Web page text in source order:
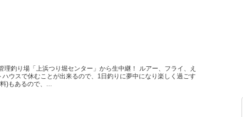
理釣り場「上浜つり堀センター」から生中継！ ルアー、フライ、え
ウスで休むことが出来るので、1日釣りに夢中になり楽しく過ごす
)もあるので、...